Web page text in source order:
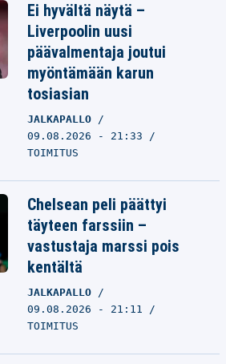
Ei hyvältä näytä –
Liverpoolin uusi
päävalmentaja joutui
myöntämään karun
tosiasian
JALKAPALLO
09.08.2026 - 21:33
TOIMITUS
Chelsean peli päättyi
täyteen farssiin –
vastustaja marssi pois
kentältä
JALKAPALLO
09.08.2026 - 21:11
TOIMITUS